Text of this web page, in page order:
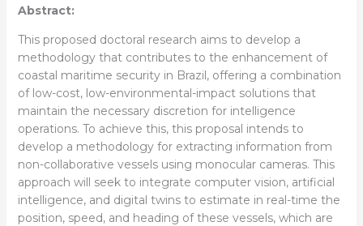
Abstract:
This proposed doctoral research aims to develop a
methodology that contributes to the enhancement of
coastal maritime security in Brazil, offering a combination
of low-cost, low-environmental-impact solutions that
maintain the necessary discretion for intelligence
operations. To achieve this, this proposal intends to
develop a methodology for extracting information from
non-collaborative vessels using monocular cameras. This
approach will seek to integrate computer vision, artificial
intelligence, and digital twins to estimate in real-time the
position, speed, and heading of these vessels, which are